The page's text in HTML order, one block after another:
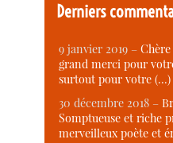
Derniers
9 janvier 2019 –
grand merci pour
surtout pour votre (…)
30 décembre 2018 –
Somptueuse et riche
merveilleux poète et